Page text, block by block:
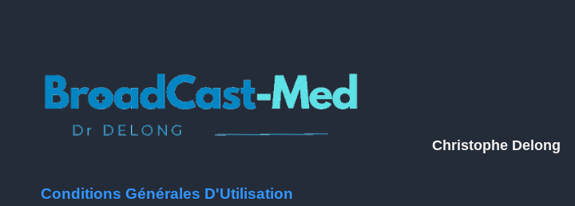
Conditions Générales D'Utilisation
Christophe Delong